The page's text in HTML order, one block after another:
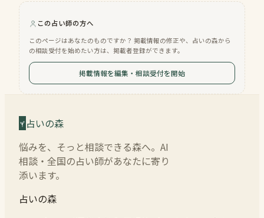
この占い師の方へ
このページはあなたのものですか？ 掲載情報の修正や、占いの森から
の相談受付を始めたい方は、掲載者登録ができます。
掲載情報を編集・相談受付を開始
占いの森
悩みを、そっと相談できる森へ。AI
相談・全国の占い師があなたに寄り
添います。
占いの森